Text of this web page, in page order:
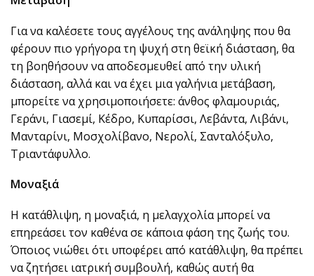
Για να καλέσετε τους αγγέλους της ανάληψης που θα
φέρουν πιο γρήγορα τη ψυχή στη θεϊκή διάσταση, θα
τη βοηθήσουν να αποδεσμευθεί από την υλική
διάσταση, αλλά και να έχει μια γαλήνια μετάβαση,
μπορείτε να χρησιμοποιήσετε: άνθος φλαμουριάς,
Γεράνι, Γιασεμί, Κέδρο, Κυπαρίσσι, Λεβάντα, Λιβάνι,
Μανταρίνι, Μοσχολίβανο, Νερολί, Σανταλόξυλο,
Τριαντάφυλλο.
Μοναξιά
Η κατάθλιψη, η μοναξιά, η μελαγχολία μπορεί να
επηρεάσει τον καθένα σε κάποια φάση της ζωής του.
Όποιος νιώθει ότι υποφέρει από κατάθλιψη, θα πρέπει
να ζητήσει ιατρική συμβουλή, καθώς αυτή θα